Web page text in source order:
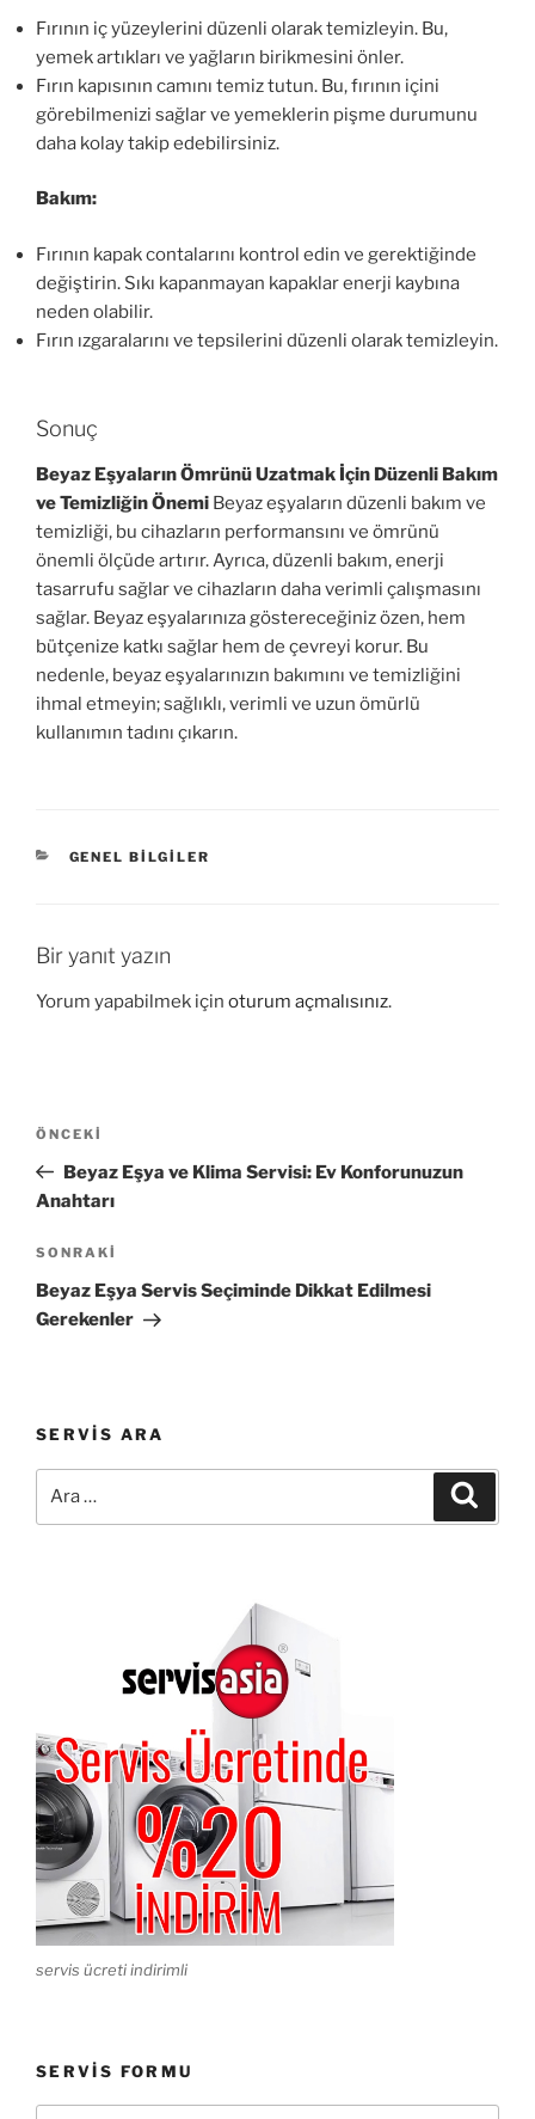
Fırının iç yüzeylerini düzenli olarak temizleyin. Bu,
yemek artıkları ve yağların birikmesini önler.
Fırın kapısının camını temiz tutun. Bu, fırının içini
görebilmenizi sağlar ve yemeklerin pişme durumunu
daha kolay takip edebilirsiniz.
Bakım:
Fırının kapak contalarını kontrol edin ve gerektiğinde
değiştirin. Sıkı kapanmayan kapaklar enerji kaybına
neden olabilir.
Fırın ızgaralarını ve tepsilerini düzenli olarak temizleyin.
Sonuç
Beyaz Eşyaların Ömrünü Uzatmak İçin Düzenli Bakım
ve Temizliğin Önemi Beyaz eşyaların düzenli bakım ve
temizliği, bu cihazların performansını ve ömrünü
önemli ölçüde artırır. Ayrıca, düzenli bakım, enerji
tasarrufu sağlar ve cihazların daha verimli çalışmasını
sağlar. Beyaz eşyalarınıza göstereceğiniz özen, hem
bütçenize katkı sağlar hem de çevreyi korur. Bu
nedenle, beyaz eşyalarınızın bakımını ve temizliğini
ihmal etmeyin; sağlıklı, verimli ve uzun ömürlü
kullanımın tadını çıkarın.
KATEGORILER
GENEL BILGILER
Bir yanıt yazın
Yorum yapabilmek için oturum açmalısınız.
Yazı
Önceki
Yazı
ÖNCEKI
Beyaz Eşya ve Klima Servisi: Ev Konforunuzun
Anahtarı
Sonraki
Yazı
SONRAKI
Beyaz Eşya Servis Seçiminde Dikkat Edilmesi
Gerekenler
SERVIS ARA
servis ücreti indirimli
SERVIS FORMU